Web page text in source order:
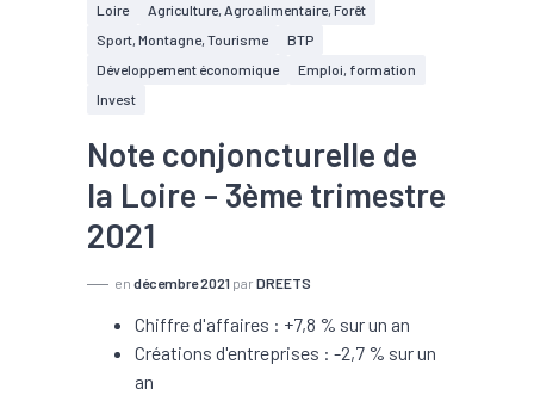
Loire
Agriculture, Agroalimentaire, Forêt
Sport, Montagne, Tourisme
BTP
Développement économique
Emploi, formation
Invest
Note conjoncturelle de
la Loire - 3ème trimestre
2021
en décembre 2021 par DREETS
Chiffre d'affaires : +7,8 % sur un an
Créations d'entreprises : -2,7 % sur un
an